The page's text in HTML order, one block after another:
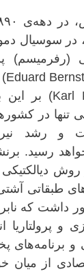
پس
سوسیال
(رفرمیسم)
و
بر این
در
رشد
رسید.
دیالکتیکی
که
پرولتاریا
پخش
از میان